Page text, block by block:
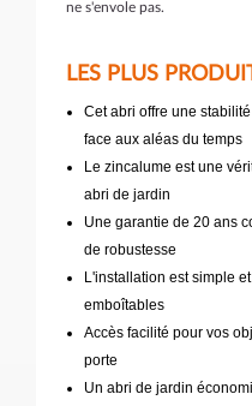
ne s'envole pas.
LES PLUS
Cet abri offre une
face aux aléas du temps
Le zincalume est une
abri de jardin
Une garantie de 20 ans
de robustesse
L'installation est simple
emboîtables
Accès facilité pour vos
porte
Un abri de jardin